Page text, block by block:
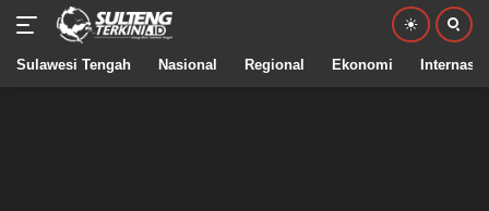
Sulawesi Tengah Nasional Regional Ekonomi